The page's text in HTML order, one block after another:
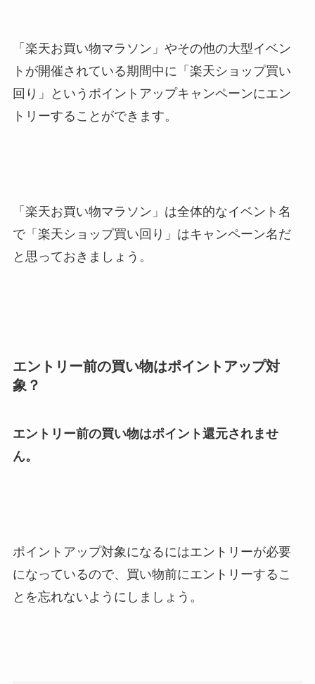
「楽天お買い物マラソン」やその他の大型イベン
トが開催されている期間中に「楽天ショップ買い
回り」というポイントアップキャンペーンにエン
トリーすることができます。
「楽天お買い物マラソン」は全体的なイベント名
で「楽天ショップ買い回り」はキャンペーン名だ
と思っておきましょう。
エントリー前の買い物はポイントアップ対
象？
エントリー前の買い物はポイント還元されませ
ん。
ポイントアップ対象になるにはエントリーが必要
になっているので、買い物前にエントリーするこ
とを忘れないようにしましょう。